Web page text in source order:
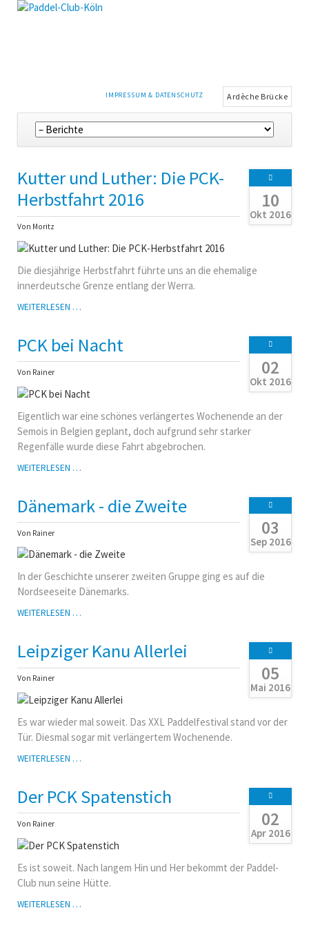
NAVIGATION
IMPRESSUM & DATENSCHUTZ Ardèche Brücke
Navigation
überspringen
Kutter und Luther: Die PCK-
Herbstfahrt 2016
10
Okt 2016
Von Moritz
Die diesjährige Herbstfahrt führte uns an die ehemalige
innerdeutsche Grenze entlang der Werra.
WEITERLESEN …KUTTER
DIE
PCK-
PCK bei Nacht
02
Okt 2016
Von Rainer
Eigentlich war eine schönes verlängertes Wochenende an der
Semois in Belgien geplant, doch aufgrund sehr starker
Regenfälle wurde diese Fahrt abgebrochen.
WEITERLESEN …PCK
Dänemark - die Zweite
03
Sep 2016
Von Rainer
In der Geschichte unserer zweiten Gruppe ging es auf die
Nordseeseite Dänemarks.
WEITERLESEN …DÄNEMARK
ZWEITE
Leipziger Kanu Allerlei
05
Mai 2016
Von Rainer
Es war wieder mal soweit. Das XXL Paddelfestival stand vor der
Tür. Diesmal sogar mit verlängertem Wochenende.
WEITERLESEN …LEIPZIGER
Der PCK Spatenstich
02
Apr 2016
Von Rainer
Es ist soweit. Nach langem Hin und Her bekommt der Paddel-
Club nun seine Hütte.
WEITERLESEN …DER